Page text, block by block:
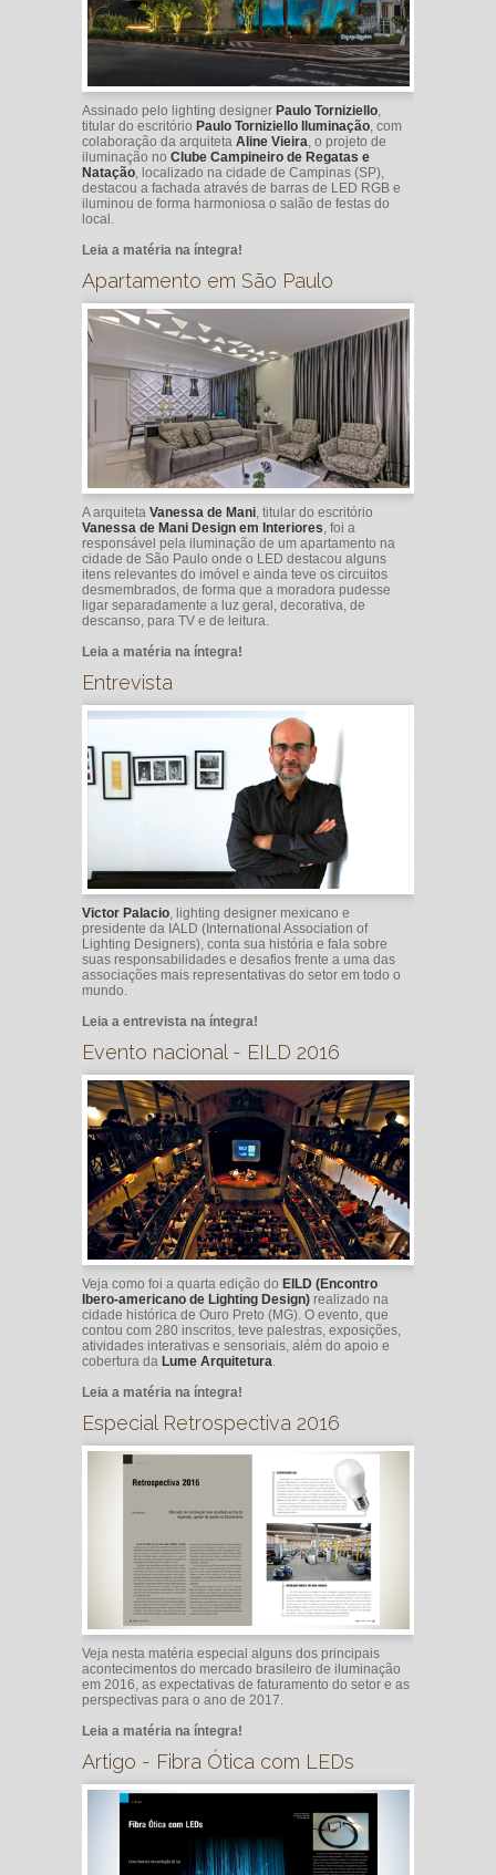
Assinado pelo lighting designer Paulo Torniziello,
titular do escritório Paulo Torniziello Iluminação, com
colaboração da arquiteta Aline Vieira, o projeto de
iluminação no Clube Campineiro de Regatas e
Natação, localizado na cidade de Campinas (SP),
destacou a fachada através de barras de LED RGB e
iluminou de forma harmoniosa o salão de festas do
local.
Leia a matéria na íntegra!
Apartamento em São Paulo
A arquiteta Vanessa de Mani , titular do escritório
Vanessa de Mani Design em Interiores , foi a
responsável pela iluminação de um apartamento na
cidade de São Paulo onde o LED destacou alguns
itens relevantes do imóvel e ainda teve os circuitos
desmembrados, de forma que a moradora pudesse
ligar separadamente a luz geral, decorativa, de
descanso, para TV e de leitura.
Leia a matéria na íntegra!
Entrevista
Victor Palacio, lighting designer mexicano e
presidente da IALD (International Association of
Lighting Designers), conta sua história e fala sobre
suas responsabilidades e desafios frente a uma das
associações mais representativas do setor em todo o
mundo.
Leia a entrevista na íntegra!
Evento nacional - EILD 2016
Veja como foi a quarta edição do EILD (Encontro
Ibero-americano de Lighting Design) realizado na
cidade histórica de Ouro Preto (MG). O evento, que
contou com 280 inscritos, teve palestras, exposições,
atividades interativas e sensoriais, além do apoio e
cobertura da Lume Arquitetura
Leia a matéria na íntegra!
Especial Retrospectiva 2016
Veja nesta matéria especial alguns dos principais
acontecimentos do mercado brasileiro de iluminação
em 2016, as expectativas de faturamento do setor e as
perspectivas para o ano de 2017.
Leia a matéria na íntegra!
Artigo - Fibra Ótica com LEDs